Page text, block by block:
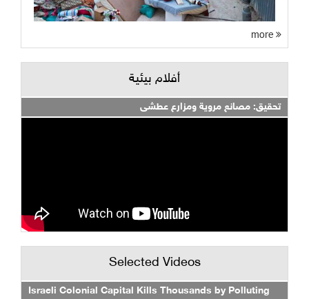
أفلام بيئية
تحقيق: مصانع مروية ومزارع عطشى
Selected Videos
Israeli Colonial Capital Kills Thousands by Polluting